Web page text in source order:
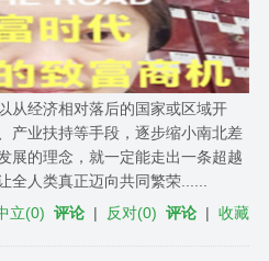
从经济相对落后的国家或区域开
产业扶持等手段，逐步缩小南北差
展的理念，就一定能走出一条超越
全人类真正迈向共同繁荣......
立(0) 评论 | 反对(0) 评论 |收藏